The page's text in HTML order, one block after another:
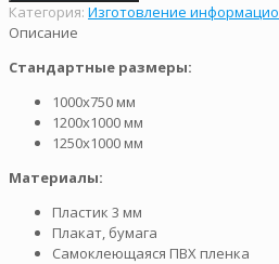
Категория: Изготовление
Описание
Стандартные размеры:
1000х750 мм
1200х1000 мм
1250х1000 мм
Материалы:
Пластик 3 мм
Плакат, бумага
Самоклеющаяся ПВХ пленка